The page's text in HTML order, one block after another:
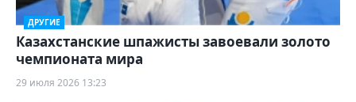
ДРУГИЕ
Казахстанские шпажисты завоевали золото
чемпионата мира
29 июля 2026 13:23